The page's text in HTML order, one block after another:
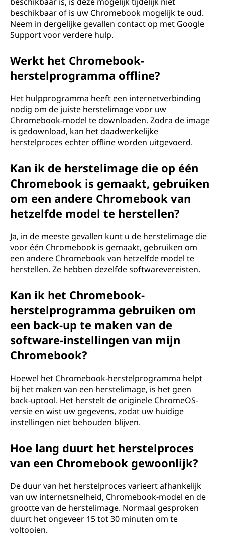
beschikbaar of is uw Chromebook mogelijk te oud.
Neem in dergelijke gevallen contact op met Google
Support voor verdere hulp.
Werkt het Chromebook-
herstelprogramma offline?
Het hulpprogramma heeft een internetverbinding
nodig om de juiste herstelimage voor uw
Chromebook-model te downloaden. Zodra de image
is gedownload, kan het daadwerkelijke
herstelproces echter offline worden uitgevoerd.
Kan ik de herstelimage die op één
Chromebook is gemaakt, gebruiken
om een andere Chromebook van
hetzelfde model te herstellen?
Ja, in de meeste gevallen kunt u de herstelimage die
voor één Chromebook is gemaakt, gebruiken om
een andere Chromebook van hetzelfde model te
herstellen. Ze hebben dezelfde softwarevereisten.
Kan ik het Chromebook-
herstelprogramma gebruiken om
een back-up te maken van de
software-instellingen van mijn
Chromebook?
Hoewel het Chromebook-herstelprogramma helpt
bij het maken van een herstelimage, is het geen
back-uptool. Het herstelt de originele ChromeOS-
versie en wist uw gegevens, zodat uw huidige
instellingen niet behouden blijven.
Hoe lang duurt het herstelproces
van een Chromebook gewoonlijk?
De duur van het herstelproces varieert afhankelijk
van uw internetsnelheid, Chromebook-model en de
grootte van de herstelimage. Normaal gesproken
duurt het ongeveer 15 tot 30 minuten om te
voltooien.